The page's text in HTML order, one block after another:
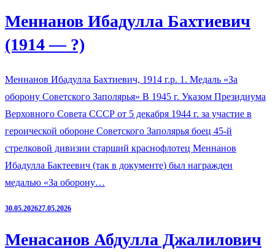
Меннанов Ибадулла Бахтиевич
(1914 — ?)
Меннанов Ибадулла Бахтиевич, 1914 г.р. 1. Медаль «За
оборону Советского Заполярья» В 1945 г. Указом Президиума
Верховного Совета СССР от 5 декабря 1944 г. за участие в
героической обороне Советского Заполярья боец 45-й
стрелковой дивизии старший краснофлотец Меннанов
Ибадулла Бактеевич (так в документе) был награжден
медалью «За оборону…
30.05.202627.05.2026
Менасанов Абдулла Джалилович